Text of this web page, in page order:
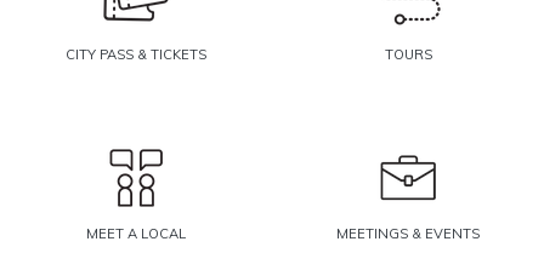
CITY PASS & TICKETS TOURS
MEET A LOCAL MEETINGS & EVENTS